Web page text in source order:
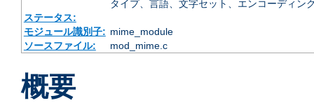
タイプ、言語、文字セット、エンコーディン
ステータス:
モジュール識別子: mime_module
ソースファイル:
mod_mime.c
概要